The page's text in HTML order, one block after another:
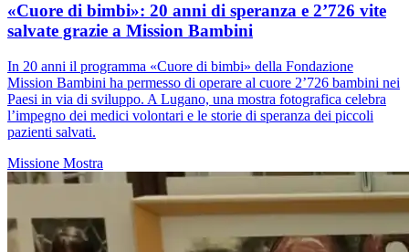
«Cuore di bimbi»: 20 anni di speranza e 2’726 vite
salvate grazie a Mission Bambini
In 20 anni il programma «Cuore di bimbi» della Fondazione
Mission Bambini ha permesso di operare al cuore 2’726 bambini nei
Paesi in via di sviluppo. A Lugano, una mostra fotografica celebra
l’impegno dei medici volontari e le storie di speranza dei piccoli
pazienti salvati.
Missione Mostra